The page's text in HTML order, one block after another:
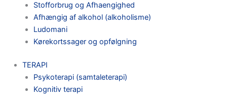
Stofforbrug og Afhaengighed
Afhængig af alkohol (alkoholisme)
Ludomani
Kørekortssager og opfølgning
TERAPI
Psykoterapi (samtaleterapi)
Kognitiv terapi